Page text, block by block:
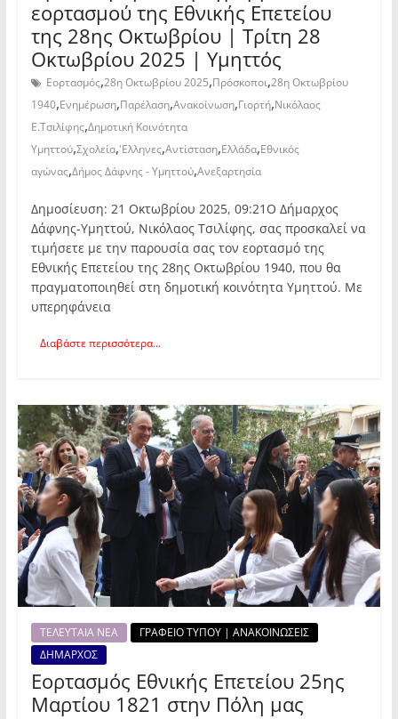
εορτασμού της Εθνικής Επετείου
της 28ης Οκτωβρίου | Τρίτη 28
Οκτωβρίου 2025 | Υμηττός
Εορτασμός,28η Οκτωβρίου 2025,Πρόσκοποι,28η Οκτωβρίου
1940,Ενημέρωση,Παρέλαση,Ανακοίνωση,Γιορτή,Νικόλαος
Ε.Τσιλίφης,Δημοτική Κοινότητα
Υμηττού,Σχολεία,'Ελληνες,Αντίσταση,Ελλάδα,Εθνικός
αγώνας,Δήμος Δάφνης - Υμηττού,Ανεξαρτησία
Δημοσίευση: 21 Οκτωβρίου 2025, 09:21Ο Δήμαρχος
Δάφνης-Υμηττού, Νικόλαος Τσιλίφης, σας προσκαλεί να
τιμήσετε με την παρουσία σας τον εορτασμό της
Εθνικής Επετείου της 28ης Οκτωβρίου 1940, που θα
πραγματοποιηθεί στη δημοτική κοινότητα Υμηττού. Με
υπερηφάνεια
Διαβάστε περισσότερα...
ΤΕΛΕΥΤΑΙΑ ΝΕΑ
ΓΡΑΦΕΙΟ ΤΥΠΟΥ | ΑΝΑΚΟΙΝΩΣΕΙΣ
ΔΗΜΑΡΧΟΣ
Εορτασμός Εθνικής Επετείου 25ης
Μαρτίου 1821 στην Πόλη μας